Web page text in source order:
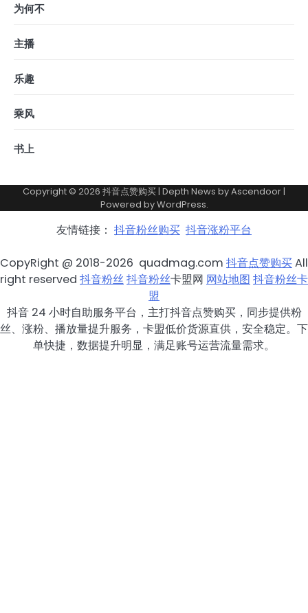
为何不
主播
乐趣
乘风
书上
Copyright © 2026 抖音点赞购买| Depth News byAscendoor|
Powered byWordPress.
友情链接： 抖音粉丝购买 抖音涨粉平台
CopyRight @ 2018-2026 quadmag.com 抖音点赞购买All
right reserved 抖音粉丝抖音粉丝卡盟网 网站地图 抖音粉丝卡
盟
抖音 24 小时自助服务平台，主打抖音点赞购买，同步提供粉
丝、涨粉、播放量提升服务，卡盟低价货源直供，安全稳定。下
单快捷，数据提升明显，满足账号运营流量需求。